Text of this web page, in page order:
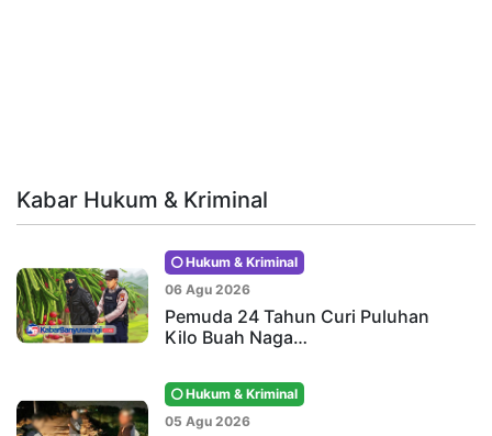
Kabar Hukum & Kriminal
Hukum & Kriminal
06 Agu 2026
Pemuda 24 Tahun Curi Puluhan
Kilo Buah Naga…
Hukum & Kriminal
05 Agu 2026